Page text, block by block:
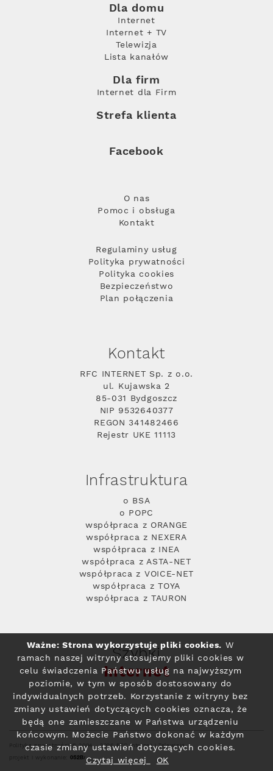
Dla domu
Internet
Internet + TV
Telewizja
Lista kanałów
Dla firm
Internet dla Firm
Strefa klienta
Facebook
O nas
Pomoc i obsługa
Kontakt
Regulaminy usług
Polityka prywatności
Polityka cookies
Bezpieczeństwo
Plan połączenia
Kontakt
RFC INTERNET Sp. z o.o.
ul. Kujawska 2
85-031 Bydgoszcz
NIP 9532640377
REGON 341482466
Rejestr UKE 11113
Infrastruktura
o BSA
o POPC
współpraca z ORANGE
współpraca z NEXERA
współpraca z INEA
współpraca z ASTA-NET
współpraca z VOICE-NET
współpraca z TOYA
współpraca z TAURON
Szybki
Internet
Polityka prywatności© 2004 - 2026 RFC Internet i Telewizja
projekt i wykonanie:
Ważne: Strona wykorzystuje pliki cookies. W
ramach naszej witryny stosujemy pliki cookies w
celu świadczenia Państwu usług na najwyższym
poziomie, w tym w sposób dostosowany do
indywidualnych potrzeb. Korzystanie z witryny bez
zmiany ustawień dotyczących cookies oznacza, że
będą one zamieszczane w Państwa urządzeniu
końcowym. Możecie Państwo dokonać w każdym
czasie zmiany ustawień dotyczących cookies.
Czytaj więcej
OK